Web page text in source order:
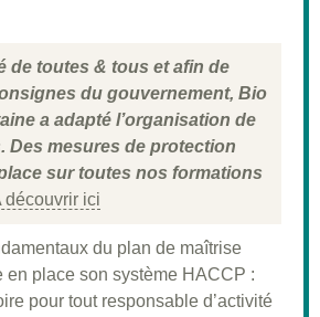
de toutes & tous et afin de
du gouvernement, Bio
a adapté l’organisation de
Des mesures de protection
sur toutes nos formations
découvrir ici
du plan de maîtrise
en place son système HACCP :
pour tout responsable d’activité